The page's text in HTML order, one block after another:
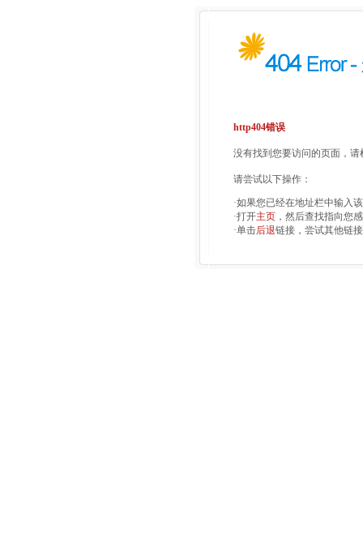
http404错误
没有找到您要访问的页面，
请尝试以下操作：
·如果您已经在地址栏中输入
·打开主页 ，然后查找指向您
·单击后退链接，尝试其他链